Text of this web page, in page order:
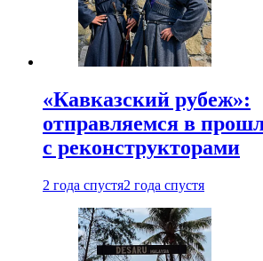
«Кавказский рубеж»:
отправляемся в
с реконструкторами
2 года спустя2 года спустя